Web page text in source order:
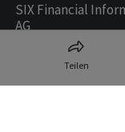
Teilen
SIX Financial
AG
Ringier AG |